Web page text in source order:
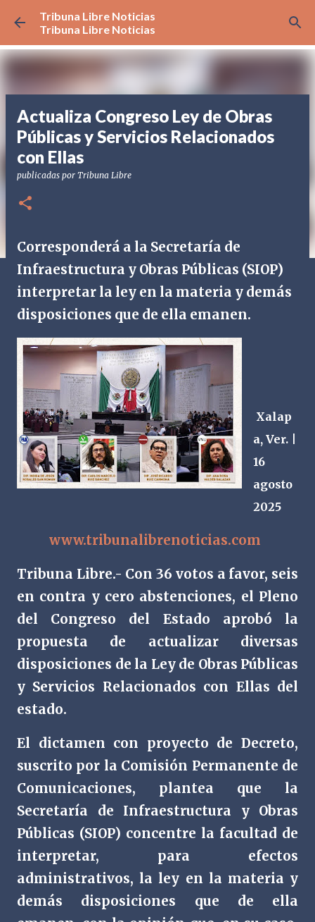
Ir al contenido principal
Tribuna Libre Noticias
Tribuna Libre Noticias
Actualiza Congreso Ley de Obras
Públicas y Servicios Relacionados
con Ellas
publicadas por Tribuna Libre
Corresponderá a la Secretaría de
Infraestructura y Obras Públicas (SIOP)
interpretar la ley en la materia y demás
disposiciones que de ella emanen.
Xalap
a, Ver. |
16
agosto
2025
www.tribunalibrenoticias.com
Tribuna Libre.- Con 36 votos a favor, seis
en contra y cero abstenciones, el Pleno
del Congreso del Estado aprobó la
propuesta de actualizar diversas
disposiciones de la Ley de Obras Públicas
y Servicios Relacionados con Ellas del
estado.
El dictamen con proyecto de Decreto,
suscrito por la Comisión Permanente de
Comunicaciones, plantea que la
Secretaría de Infraestructura y Obras
Públicas (SIOP) concentre la facultad de
interpretar, para efectos
administrativos, la ley en la materia y
demás disposiciones que de ella